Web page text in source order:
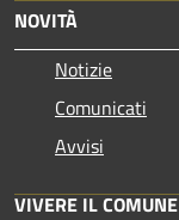
NOVITÀ
Notizie
Comunicati
Avvisi
VIVERE IL COMUNE